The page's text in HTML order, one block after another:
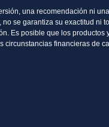
una recomendación ni
se garantiza su exactitud ni
Es posible que los
circunstancias financieras de